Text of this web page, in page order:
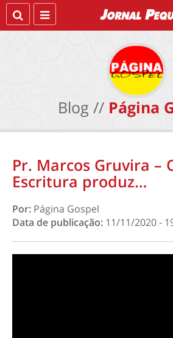
Blog // Página
Pr. Marcos Gruvira –
Escritura produz…
Por: Página Gospel
Data de publicação: 11/11/2020 -